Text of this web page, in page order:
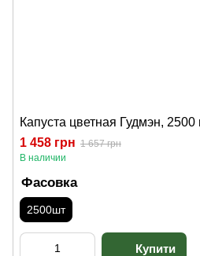
Капуста цветная Гудмэн,
1 458 грн 1 657 грн
В наличии
Фасовка
2500шт